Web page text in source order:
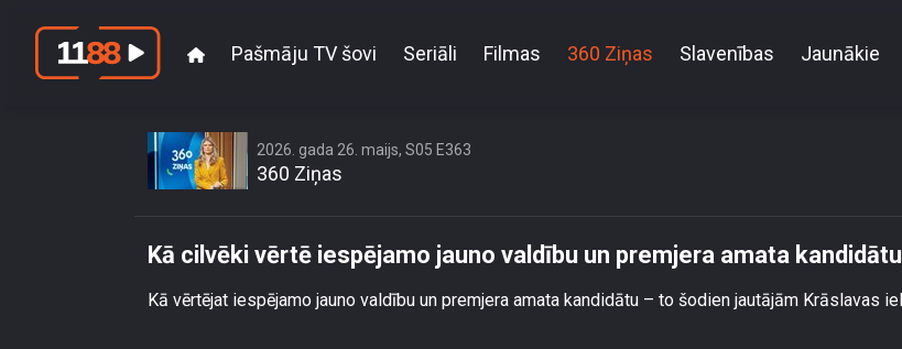
Pašmāju TV šovi Seriāli Filmas 360 Ziņas Slavenības Jaunākie
2026. gada 26. maijs, S05 E363
360 Ziņas
Kā cilvēki vērtē iespējamo jauno valdību un premjera amata
Kā vērtējat iespējamo jauno valdību un premjera amata kandidātu – to šodien jautājām Krāslavas